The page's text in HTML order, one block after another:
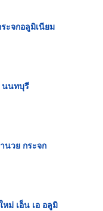
ะจกอลูมิเนียม
นนทบุรี
นวย กระจก
หม่ เอ็น เอ อลูมิ